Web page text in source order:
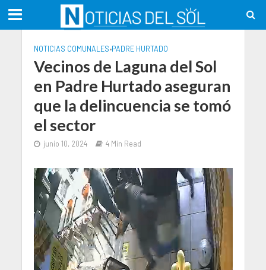
NOTICIAS COMUNALES•PADRE HURTADO
Vecinos de Laguna del Sol
en Padre Hurtado aseguran
que la delincuencia se tomó
el sector
junio 10, 2024 4 Min Read